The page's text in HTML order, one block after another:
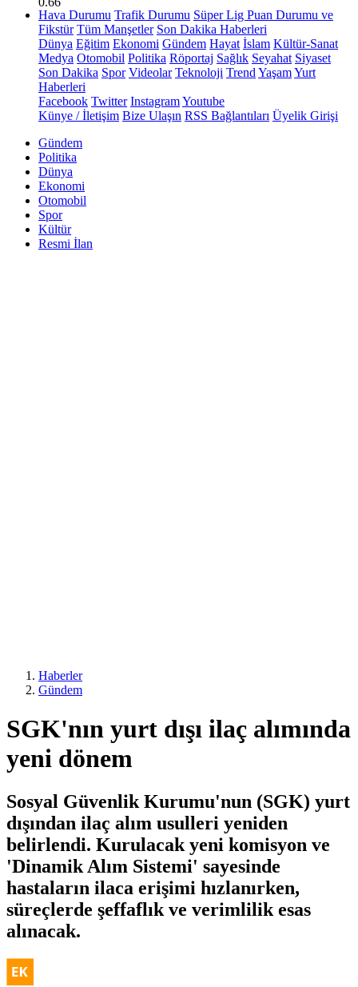
Hava Durumu Trafik Durumu Süper Lig Puan Durumu ve
Fikstür Tüm Manşetler Son Dakika Haberleri
Dünya Eğitim Ekonomi Gündem Hayat İslam Kültür-Sanat
Medya Otomobil Politika Röportaj Sağlık Seyahat Siyaset
Son Dakika Spor Videolar Teknoloji Trend YaşamYurt
Haberleri
Facebook Twitter InstagramYoutube
Künye / İletişim Bize Ulaşın RSS Bağlantıları Üyelik Girişi
Gündem
Politika
Dünya
Ekonomi
Otomobil
Spor
Kültür
Resmi İlan
Haberler
Gündem
SGK'nın yurt dışı ilaç alımında
yeni dönem
Sosyal Güvenlik Kurumu'nun (SGK) yurt
dışından ilaç alım usulleri yeniden
belirlendi. Kurulacak yeni komisyon ve
'Dinamik Alım Sistemi' sayesinde
hastaların ilaca erişimi hızlanırken,
süreçlerde şeffaflık ve verimlilik esas
alınacak.